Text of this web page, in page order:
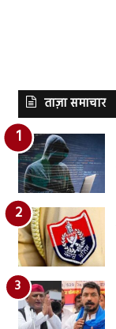
ताज़ा समाचार